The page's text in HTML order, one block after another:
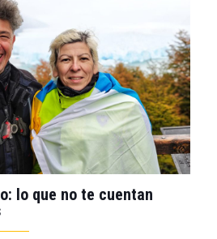
lo que no te cuentan